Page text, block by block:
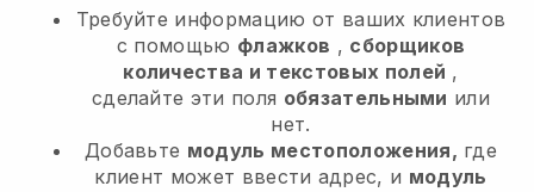
Требуйте информацию от ваших клиентов
с помощью флажков , сборщиков
количества и текстовых полей ,
сделайте эти поля обязательными или
нет.
Добавьте модуль местоположения, где
клиент может ввести адрес, и модуль